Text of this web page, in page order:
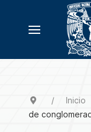
Inicio
de